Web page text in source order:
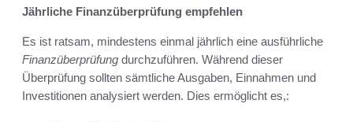
Jährliche Finanzüberprüfung empfehlen
Es ist ratsam, mindestens einmal jährlich eine ausführliche
Finanzüberprüfung durchzuführen. Während dieser
Überprüfung sollten sämtliche Ausgaben, Einnahmen und
Investitionen analysiert werden. Dies ermöglicht es,: